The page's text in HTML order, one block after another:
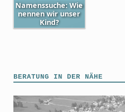
Namenssuche: Wie
nennen wir unser
Kind?
BERATUNG IN DER NÄHE